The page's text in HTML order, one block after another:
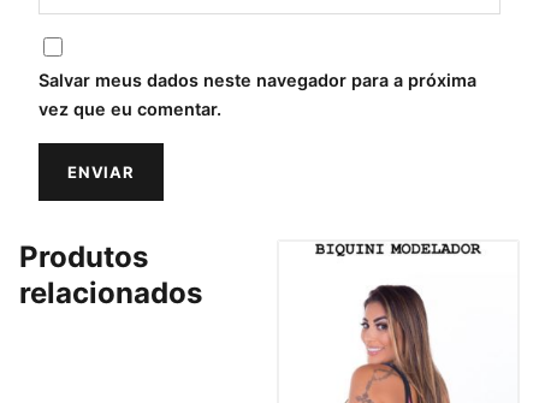
Salvar meus dados neste navegador para a próxima
vez que eu comentar.
Produtos
relacionados